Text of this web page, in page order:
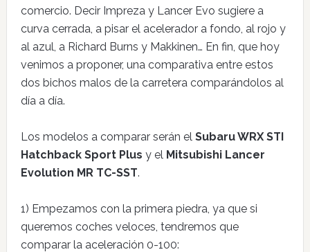
comercio. Decir Impreza y Lancer Evo sugiere a
curva cerrada, a pisar el acelerador a fondo, al rojo y
al azul, a Richard Burns y Makkinen… En fin, que hoy
venimos a proponer, una comparativa entre estos
dos bichos malos de la carretera comparándolos al
día a día.
Los modelos a comparar serán el Subaru WRX STI
Hatchback Sport Plus y el Mitsubishi Lancer
Evolution MR TC-SST.
1) Empezamos con la primera piedra, ya que si
queremos coches veloces, tendremos que
comparar la aceleración 0-100: